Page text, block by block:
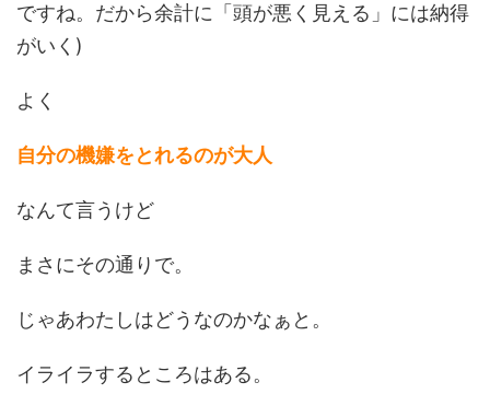
ですね。だから余計に「頭が悪く見える」には納得
がいく)
よく
自分の機嫌をとれるのが大人
なんて言うけど
まさにその通りで。
じゃあわたしはどうなのかなぁと。
イライラするところはある。